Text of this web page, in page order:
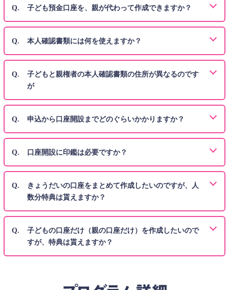
子ども預金口座を、親が代わって作成できますか？
本人確認書類には何を使えますか？
子どもと親権者の本人確認書類の住所が異なるのです
が
申込から口座開設までどのぐらいかかりますか？
口座開設に印鑑は必要ですか？
きょうだいの口座をまとめて作成したいのですが、人
数分特典は貰えますか？
子どもの口座だけ（親の口座だけ）を作成したいので
すが、特典は貰えますか？